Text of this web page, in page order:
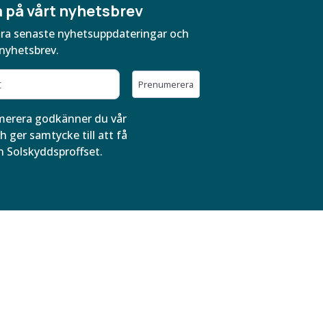
på vårt nyhetsbrev
senaste nyhetsuppdateringar och
Prenumerera
godkänner du vår
ger samtycke till att få
Solskyddsproffset.